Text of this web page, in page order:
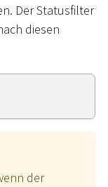
Der Statusfilter
diesen
der